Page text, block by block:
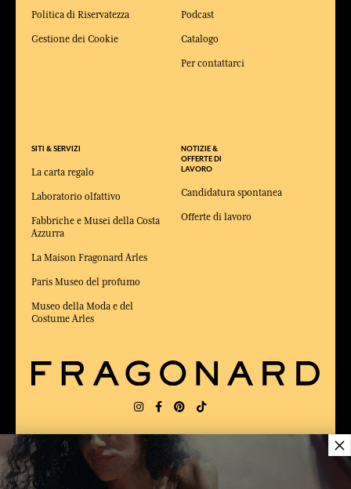
Politica di Riservatezza
Gestione dei Cookie
SITI & SERVIZI
La carta regalo
Laboratorio olfattivo
Fabbriche e Musei della Costa
Azzurra
La Maison Fragonard Arles
Paris Museo del profumo
Museo della Moda e del
Costume Arles
Podcast
Catalogo
Per contattarci
NOTIZIE &
OFFERTE DI
LAVORO
Candidatura spontanea
Offerte di lavoro
CONSEGNA: US ×